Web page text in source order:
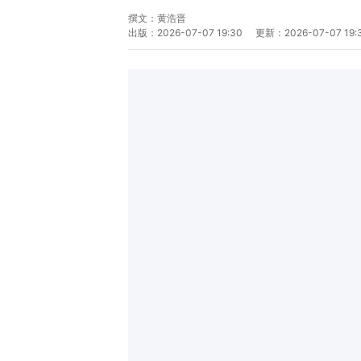
撰文： 黄浩晋
出版： 2026-07-07 19:30 更新： 2026-07-07